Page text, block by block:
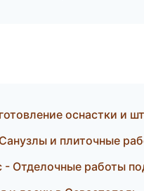
оснастки и
и плиточные
Отделочные работы